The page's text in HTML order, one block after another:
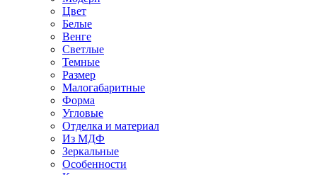
Цвет
Белые
Венге
Светлые
Темные
Размер
Малогабаритные
Форма
Угловые
Отделка и материал
Из МДФ
Зеркальные
Особенности